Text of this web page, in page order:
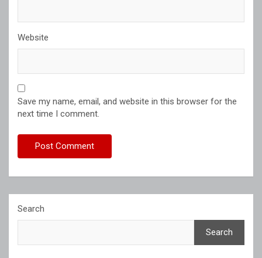
Website
Save my name, email, and website in this browser for the
next time I comment.
Search
Search